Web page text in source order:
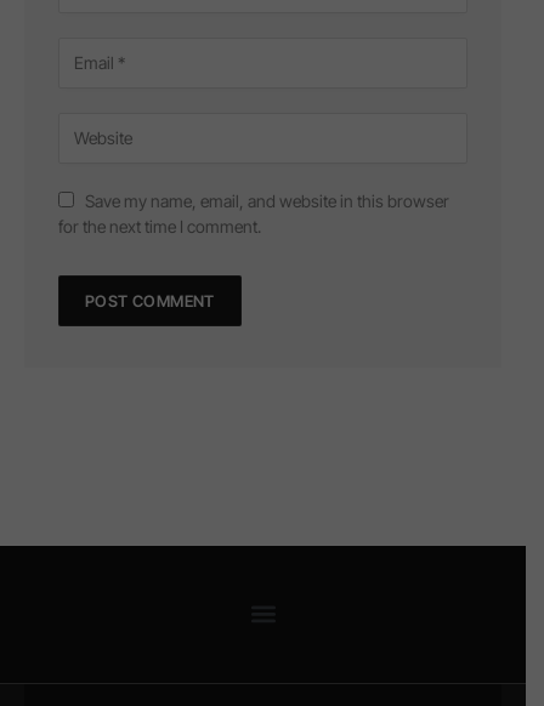
Save my name, email, and website in this browser
for the next time I comment.